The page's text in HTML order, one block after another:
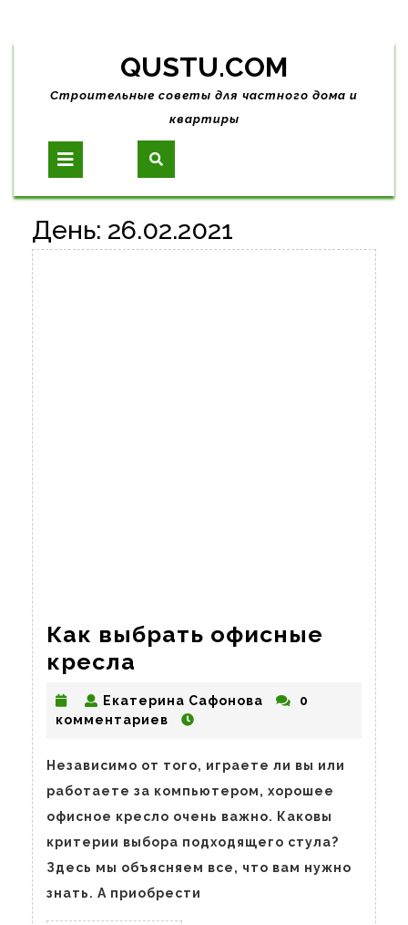
Skip
content
QUSTU.COM
Строительные советы для частного дома и
квартиры
Open
Button
День: 26.02.2021
Как выбрать офисные
кресла
офисные
Екатерина Сафонова Екатерина
0
комментариев
Независимо от того, играете ли вы или
работаете за компьютером, хорошее
офисное кресло очень важно. Каковы
критерии выбора подходящего стула?
Здесь мы объясняем все, что вам нужно
знать. А приобрести